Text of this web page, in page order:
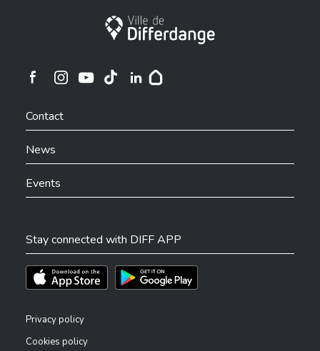
City of Differdange
Ville de Differdange sur Instagram
Contact
News
Events
Stay connected with DIFF APP
Téléchargez l'app sur l'App StoreTéléchargez l'app sur Play Store
Privacy policy
Cookies policy